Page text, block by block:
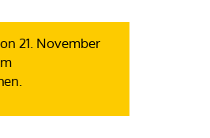
21. November